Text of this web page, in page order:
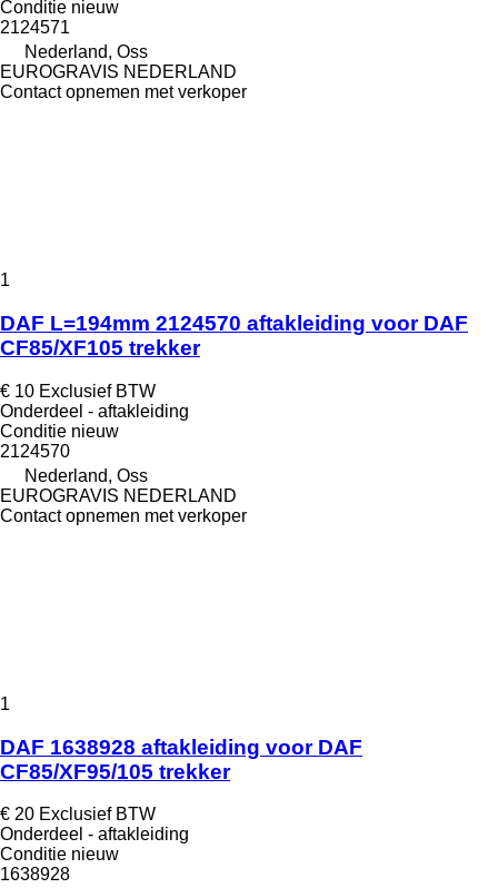
Conditie nieuw
2124571
Nederland, Oss
EUROGRAVIS NEDERLAND
Contact opnemen met verkoper
1
DAF L=194mm 2124570 aftakleiding voor DAF
CF85/XF105 trekker
€ 10 Exclusief BTW
Onderdeel - aftakleiding
Conditie nieuw
2124570
Nederland, Oss
EUROGRAVIS NEDERLAND
Contact opnemen met verkoper
1
DAF 1638928 aftakleiding voor DAF
CF85/XF95/105 trekker
€ 20 Exclusief BTW
Onderdeel - aftakleiding
Conditie nieuw
1638928